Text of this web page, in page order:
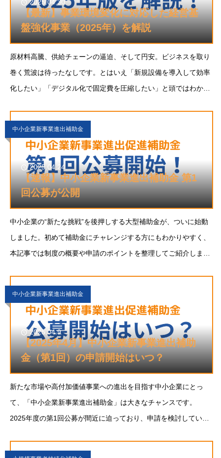
2025.04.30
【最新】事業環境変化に対応した経営基
盤強化事業（2025年）を解説
原材料⾼騰、供給チェーンの逼迫、そして円安。ビジネスを取り
巻く荒波は待ったなしです。とはいえ「新規設備を導⼊して効率
化したい」「デジタル化で固定費を圧縮したい」と頭ではわかっ
中小企業新事業進出補助金
2025.04.24
【速報】中小企業新事業進出補助金 第1
回公募が公開
中小企業の“新たな挑戦”を後押しする大型補助金が、ついに始動
しました。初めて補助金にチャレンジする方にもわかりやすく、
本記事では制度の概要や申請のポイントを整理してご紹介しま
助金とは、中小企業等の既存事業と異
中小企業新事業進出補助金
2025.04.9
【2025年4月】中小企業新事業進出補助
金（第1回）の申請開始はいつ？
新たな市場や高付加価値事業への進出を目指す中小企業にとっ
て、「中小企業新事業進出補助金」は大きなチャンスです。
2025年度の第1回公募が間近に迫っており、申請を検討している
最新予想と、事前にやっておくべき準備事項をわかりや